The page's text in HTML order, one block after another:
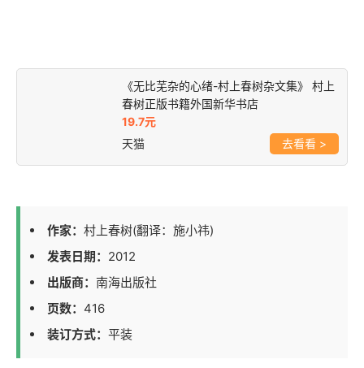
《无比芜杂的心绪-村上春树杂文集》 村上
春树正版书籍外国新华书店
19.7元
天猫
>
作家： 村上春树(翻译：施小祎)
发表日期： 2012
出版商： 南海出版社
页数： 416
装订方式： 平装